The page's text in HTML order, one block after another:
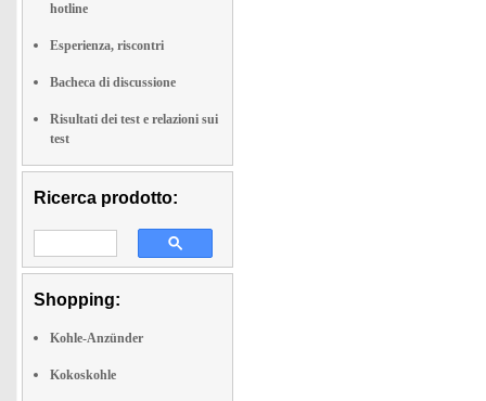
hotline
Esperienza, riscontri
Bacheca di discussione
Risultati dei test e relazioni sui
test
Ricerca prodotto:
Shopping:
Kohle-Anzünder
Kokoskohle